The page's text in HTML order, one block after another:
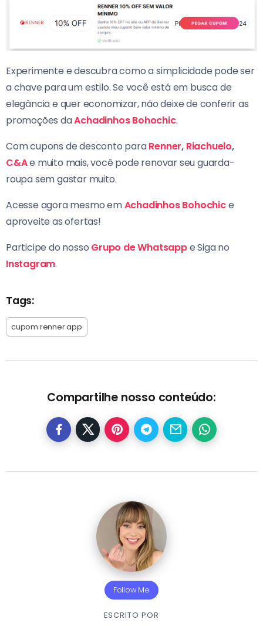
Experimente e descubra como a simplicidade pode ser
a chave para um estilo. Se você está em busca de
elegância e quer economizar, não deixe de conferir as
promoções daAchadinhos Bohochic.
Com cupons de desconto paraRenner, Riachuelo,
C&Ae muito mais, você pode renovar seu guarda-
roupa sem gastar muito.
Acesse agora mesmo emAchadinhos Bohochice
aproveite as ofertas!
Participe do nosso Grupo de Whatsappe Siga no
Instagram.
Tags:
cupom renner app
Compartilhe nosso conteúdo:
Follow Me
ESCRITO POR